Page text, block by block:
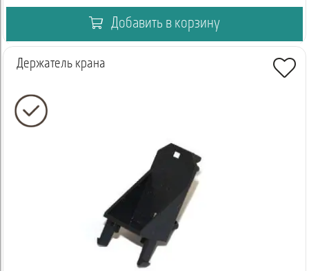
Добавить в корзину
Держатель крана